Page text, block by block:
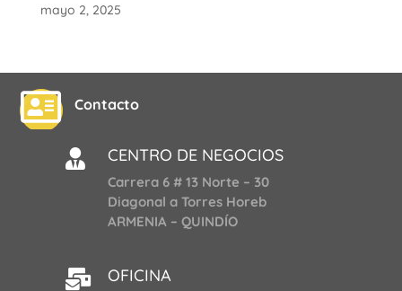
mayo 2, 2025
 Contacto
 CENTRO DE NEGOCIOS
Carrera 6 # 13 Norte – 30
Diagonal a Torres Horeb
ARMENIA – QUINDÍO
 OFICINA